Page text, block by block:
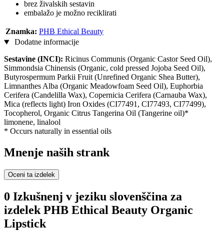
brez živalskih sestavin
embalažo je možno reciklirati
Znamka: PHB Ethical Beauty
Dodatne informacije
Sestavine (INCI): Ricinus Communis (Organic Castor Seed Oil),
Simmondsia Chinensis (Organic, cold pressed Jojoba Seed Oil),
Butyrospermum Parkii Fruit (Unrefined Organic Shea Butter),
Limnanthes Alba (Organic Meadowfoam Seed Oil), Euphorbia
Cerifera (Candelilla Wax), Copernicia Cerifera (Carnauba Wax),
Mica (reflects light) Iron Oxides (CI77491, CI77493, CI77499),
Tocopherol, Organic Citrus Tangerina Oil (Tangerine oil)*
limonene, linalool
* Occurs naturally in essential oils
Mnenje naših strank
Oceni ta izdelek
0 Izkušnenj v jeziku slovenščina za
izdelek PHB Ethical Beauty Organic
Lipstick